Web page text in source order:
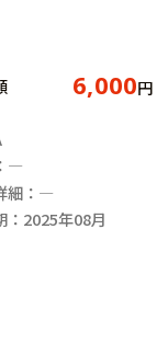
6,000円
―
細：―
：2025年08月